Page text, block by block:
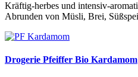
Kräftig-herbes und intensiv-
Abrunden von Müsli, Brei,
Drogerie Pfeiffer Bio Kardamom